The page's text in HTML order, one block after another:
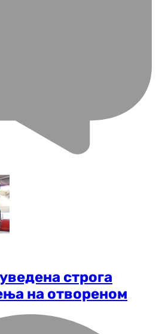
строга
на отвореном